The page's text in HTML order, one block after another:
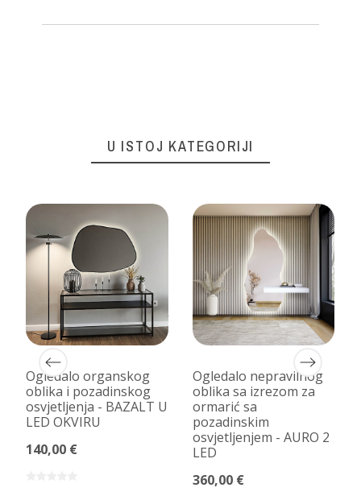
U ISTOJ KATEGORIJI
Ogledalo organskog
oblika i pozadinskog
osvjetljenja - BAZALT U
LED OKVIRU
140,00 €
Ogledalo nepravilnog
oblika sa izrezom za
ormarić sa
pozadinskim
osvjetljenjem - AURO 2
LED
360,00 €